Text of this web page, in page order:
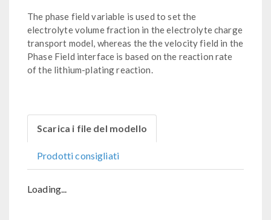
The phase field variable is used to set the
electrolyte volume fraction in the electrolyte charge
transport model, whereas the the velocity field in the
Phase Field interface is based on the reaction rate
of the lithium-plating reaction.
Scarica i file del modello
Prodotti consigliati
Loading...